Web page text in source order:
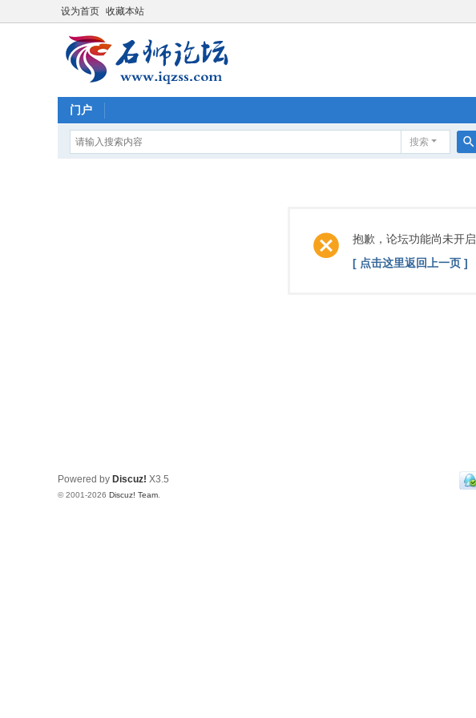
设为首页 收藏本站
门户
搜索
抱歉，论坛功能尚未开启
[ 点击这里返回上一页 ]
Powered by Discuz! X3.5
© 2001-2026 Discuz! Team